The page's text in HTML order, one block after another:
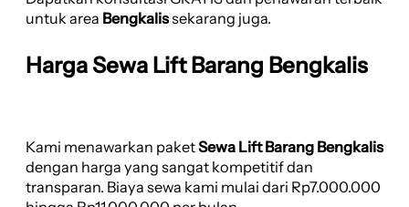
untuk area Bengkalissekarang juga.
Harga Sewa Lift Barang Bengkalis
Kami menawarkan paketSewa Lift Barang Bengkalis
dengan harga yang sangat kompetitif dan
transparan. Biaya sewa kami mulai dari Rp7.000.000